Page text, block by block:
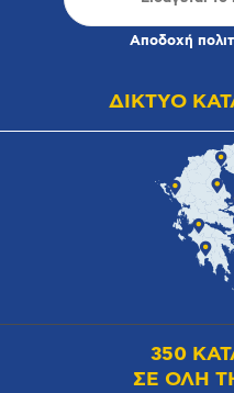
Αποδοχή
ΔΙΚΤΥΟ
350
ΣΕ ΟΛΗ